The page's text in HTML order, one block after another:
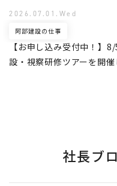
【お申し込み受付中！】
設・視察研修ツアーを開催
阿部建設の仕事
2026.07.01.Wed
社長ブ